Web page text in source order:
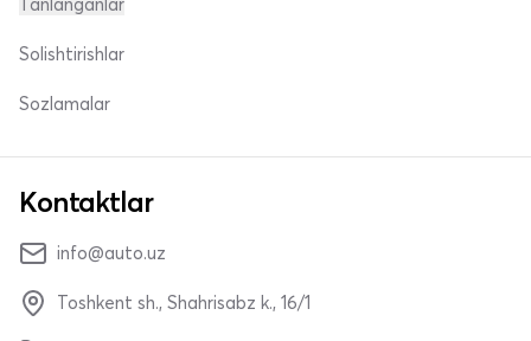
Tanlanganlar
Solishtirishlar
Sozlamalar
Kontaktlar
info@auto.uz
Toshkent sh., Shahrisabz k., 16/1